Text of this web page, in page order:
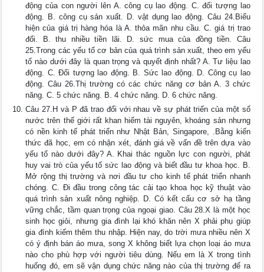
động của con người lên A. công cụ lao động. C. đối tượng lao
động. B. công cụ sản xuất. D. vật dụng lao động. Câu 24.Biểu
hiện của giá trị hàng hóa là A. thỏa mãn nhu cầu. C. giá trị trao
đổi. B. thu nhiều tiền lãi. D. sức mua của đồng tiền. Câu
25.Trong các yếu tố cơ bản của quá trình sản xuất, theo em yếu
tố nào dưới đây là quan trọng và quyết định nhất? A. Tư liệu lao
động. C. Đối tượng lao động. B. Sức lao động. D. Công cụ lao
động. Câu 26.Thị trường có các chức năng cơ bản A. 3 chức
năng. C. 5 chức năng. B. 4 chức năng. D. 6 chức năng.
Câu 27.H và P đã trao đổi với nhau về sự phát triển của một số
nước trên thế giới rất khan hiếm tài nguyên, khoáng sản nhưng
có nền kinh tế phát triển như Nhật Bản, Singapore, .Bằng kiến
thức đã học, em có nhận xét, đánh giá về vấn đề trên dựa vào
yếu tố nào dưới đây? A. Khai thác nguồn lực con người, phát
huy vai trò của yếu tố sức lao động và biết đầu tư khoa học. B.
Mở rộng thị trường và nơi đầu tư cho kinh tế phát triển nhanh
chóng. C. Đi đầu trong công tác cải tạo khoa học kỹ thuật vào
quá trình sản xuất nông nghiệp. D. Có kết cấu cơ sở hạ tầng
vững chắc, tầm quan trọng của ngoại giao. Câu 28.X là một học
sinh học giỏi, nhưng gia đình lại khó khăn nên X phải phụ giúp
gia đình kiếm thêm thu nhập. Hiện nay, do trời mưa nhiều nên X
có ý định bán áo mưa, song X không biết lựa chọn loại áo mưa
nào cho phù hợp với người tiêu dùng. Nếu em là X trong tình
huống đó, em sẽ vận dụng chức năng nào của thị trường để ra